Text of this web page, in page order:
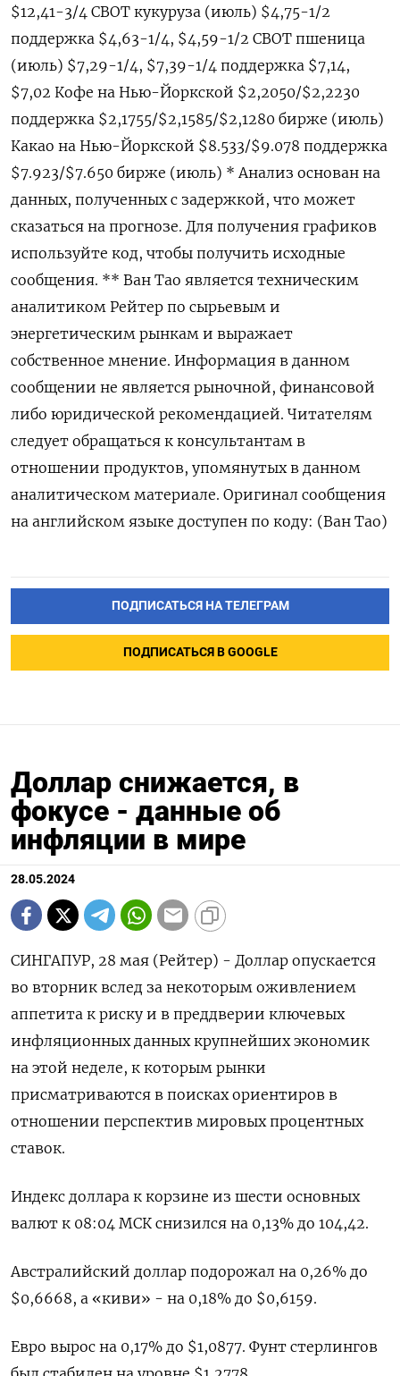
$12,41-3/4 CBOT кукуруза (июль) $4,75-1/2
поддержка $4,63-1/4, $4,59-1/2 CBOT пшеница
(июль) $7,29-1/4, $7,39-1/4 поддержка $7,14,
$7,02 Кофе на Нью-Йоркской $2,2050/$2,2230
поддержка $2,1755/$2,1585/$2,1280 бирже (июль)
Какао на Нью-Йоркской $8.533/$9.078 поддержка
$7.923/$7.650 бирже (июль) * Анализ основан на
данных, полученных с задержкой, что может
сказаться на прогнозе. Для получения графиков
используйте код, чтобы получить исходные
сообщения. ** Ван Тао является техническим
аналитиком Рейтер по сырьевым и
энергетическим рынкам и выражает
собственное мнение. Информация в данном
сообщении не является рыночной, финансовой
либо юридической рекомендацией. Читателям
следует обращаться к консультантам в
отношении продуктов, упомянутых в данном
аналитическом материале. Оригинал сообщения
на английском языке доступен по коду: (Ван Тао)
ПОДПИСАТЬСЯ НА ТЕЛЕГРАМ
ПОДПИСАТЬСЯ В GOOGLE
Доллар снижается, в
фокусе - данные об
инфляции в мире
28.05.2024
СИНГАПУР, 28 мая (Рейтер) - Доллар опускается
во вторник вслед за некоторым оживлением
аппетита к риску и в преддверии ключевых
инфляционных данных крупнейших экономик
на этой неделе, к которым рынки
присматриваются в поисках ориентиров в
отношении перспектив мировых процентных
ставок.
Индекс доллара к корзине из шести основных
валют к 08:04 МСК снизился на 0,13% до 104,42​.
Австралийский доллар подорожал на 0,26% до
$0,6668​, а «киви» - на 0,18% до $0,6159​.
Евро вырос на 0,17% до $1,0877​. Фунт стерлингов